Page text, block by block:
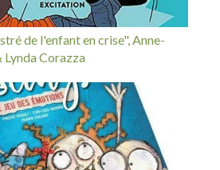
de l'enfant en crise", Anne-
Corazza